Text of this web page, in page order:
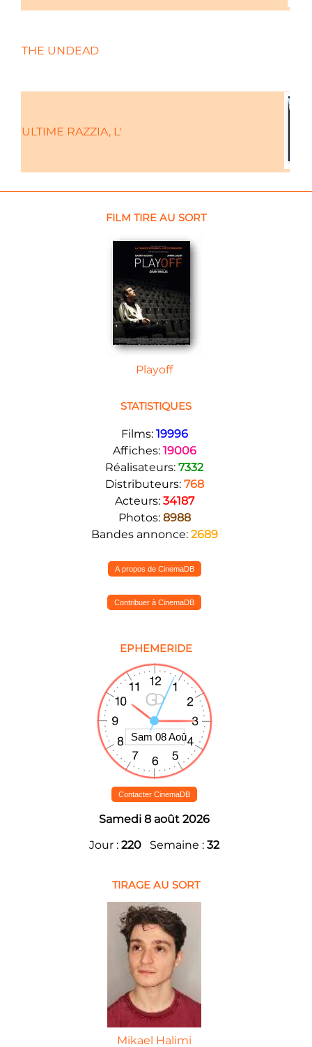
THE UNDEAD
ULTIME RAZZIA, L'
FILM TIRE AU SORT
Playoff
STATISTIQUES
Films: 19996
Affiches: 19006
Réalisateurs: 7332
Distributeurs: 768
Acteurs: 34187
Photos: 8988
Bandes annonce: 2689
A propos de CinemaDB
Contribuer à CinemaDB
EPHEMERIDE
Contacter CinemaDB
Samedi 8 août 2026
Jour : 220 Semaine : 32
TIRAGE AU SORT
Mikael Halimi